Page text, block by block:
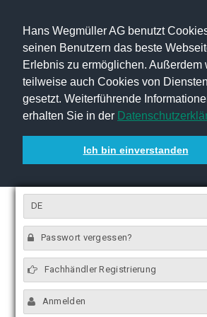
Hans Wegmüller AG benutzt
seinen Benutzern das beste
Erlebnis zu ermöglichen. Außerdem
teilweise auch Cookies von
gesetzt. Weiterführende
erhalten Sie in der
Ich bin einverstanden
DE
Passwort vergessen?
Fachhändler Registrierung
Anmelden